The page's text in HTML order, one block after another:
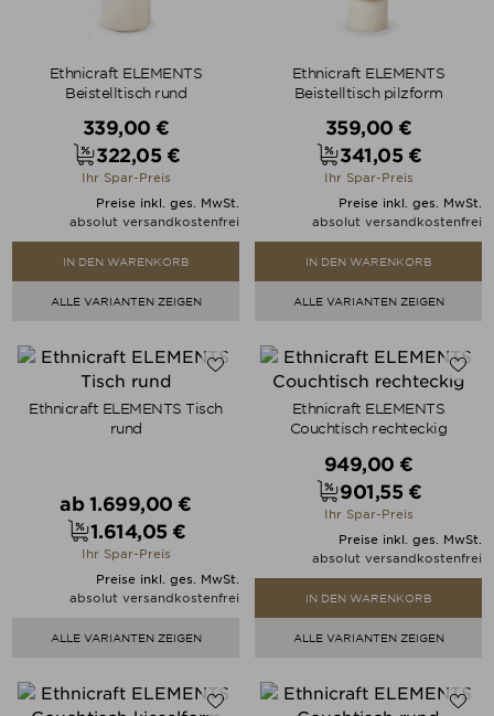
Ethnicraft ELEMENTS
Beistelltisch rund
Verkaufspreis
339,00 €
Preis
322,05 €
Ihr Spar-Preis
Preise inkl. ges. MwSt.
absolut versandkostenfrei
IN DEN WARENKORB
ALLE VARIANTEN ZEIGEN
Ethnicraft ELEMENTS
Beistelltisch pilzform
Verkaufspreis
359,00 €
Preis
341,05 €
Ihr Spar-Preis
Preise inkl. ges. MwSt.
absolut versandkostenfrei
IN DEN WARENKORB
ALLE VARIANTEN ZEIGEN
Ethnicraft ELEMENTS Tisch
rund
Verkaufspreis
ab 1.699,00 €
Preis
1.614,05 €
Ihr Spar-Preis
Preise inkl. ges. MwSt.
absolut versandkostenfrei
ALLE VARIANTEN ZEIGEN
Ethnicraft ELEMENTS
Couchtisch rechteckig
Verkaufspreis
949,00 €
Preis
901,55 €
Ihr Spar-Preis
Preise inkl. ges. MwSt.
absolut versandkostenfrei
IN DEN WARENKORB
ALLE VARIANTEN ZEIGEN